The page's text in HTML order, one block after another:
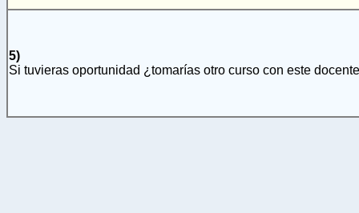
5)
Si tuvieras oportunidad ¿tomarías otro curso con este